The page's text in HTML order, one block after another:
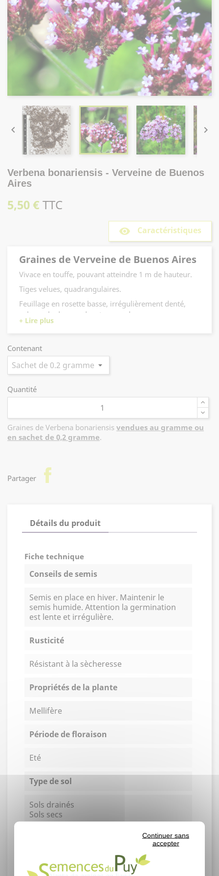
Continuer sans
accepter
 
Verbena bonariensis - Verveine de Buenos
Aires
5,50 €TTC
remove_red_eye Caractéristiques
Graines de Verveine de Buenos Aires
Vivace en touffe, pouvant atteindre 1 m de hauteur.
Tiges velues, quadrangulaires.
Feuillage en rosette basse, irrégulièrement denté,
velu sur le dessus, duveteux en dessous.
entre le violet et le bleu lavande.
Supporte la sécheresse.
Contenant
Quantité
Graines de Verbena bonariensis vendues au gramme ou
en sachet de 0,2 gramme.
Partager facebook
Détails du produit
Fiche technique
Conseils de semis
Semis en place en hiver. Maintenir le
semis humide. Attention la germination
est lente et irrégulière.
Rusticité
Résistant à la sècheresse
Propriétés de la plante
Mellifère
Période de floraison
Eté
Type de sol
Sols drainés
Sols secs
Au gramme ou en sachet de 0.2 gramme.